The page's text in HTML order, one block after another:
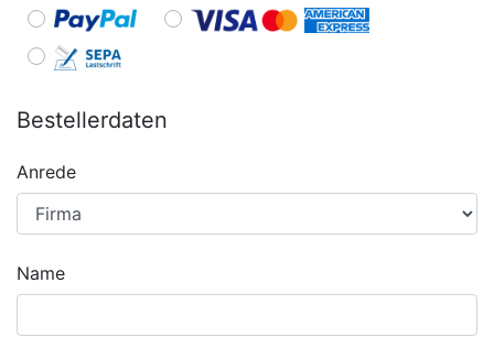
Bestellerdaten
Anrede
Name